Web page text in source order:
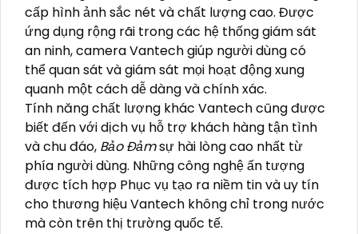
cấp hình ảnh sắc nét và chất lượng cao. Được
ứng dụng rộng rãi trong các hệ thống giám sát
an ninh, camera Vantech giúp người dùng có
thể quan sát và giám sát mọi hoạt động xung
quanh một cách dễ dàng và chính xác.
Tính năng chất lượng khác Vantech cũng được
biết đến với dịch vụ hỗ trợ khách hàng tận tình
và chu đáo, Bảo Đảmsự hài lòng cao nhất từ
phía người dùng. Những công nghệ ấn tượng
được tích hợp Phục vụ tạo ra niềm tin và uy tín
cho thương hiệu Vantech không chỉ trong nước
mà còn trên thị trường quốc tế.